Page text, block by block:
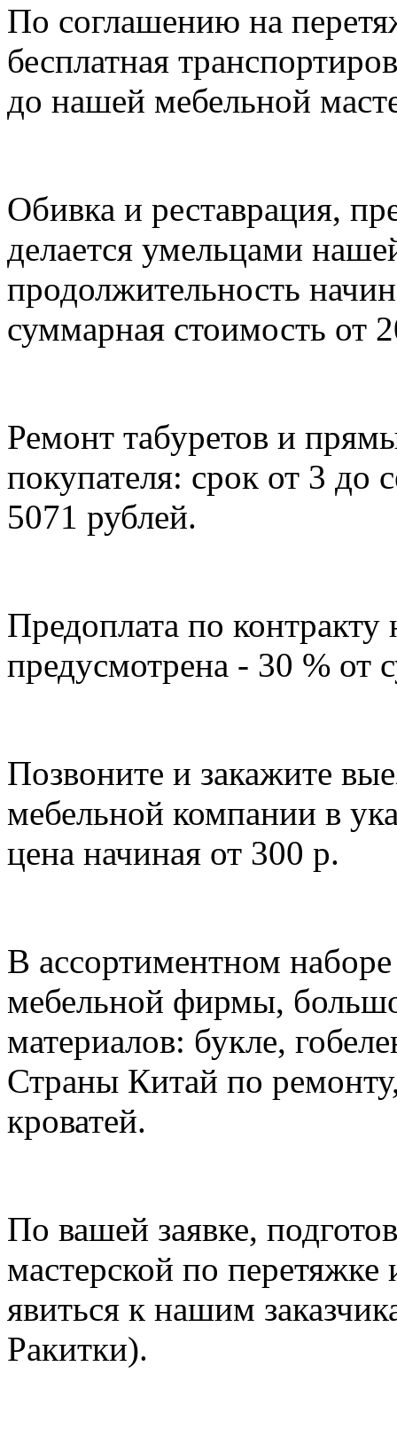
По соглашению на
бесплатная
до нашей мебельной
Обивка и реставрация,
делается умельцами
продолжительность
суммарная стоимость от
Ремонт табуретов и
покупателя: срок от 3 до
5071 рублей.
Предоплата по контракту
предусмотрена - 30 % от
Позвоните и закажите
мебельной компании в
цена начиная от 300 р.
В ассортиментном
мебельной фирмы,
материалов: букле,
Страны Китай по
кроватей.
По вашей заявке,
мастерской по
явиться к нашим
Ракитки).